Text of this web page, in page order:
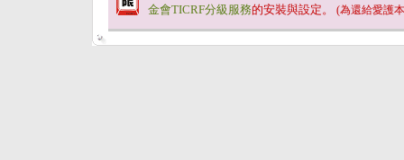
金會TICRF分級服務的安裝與設定。 (為還給愛護